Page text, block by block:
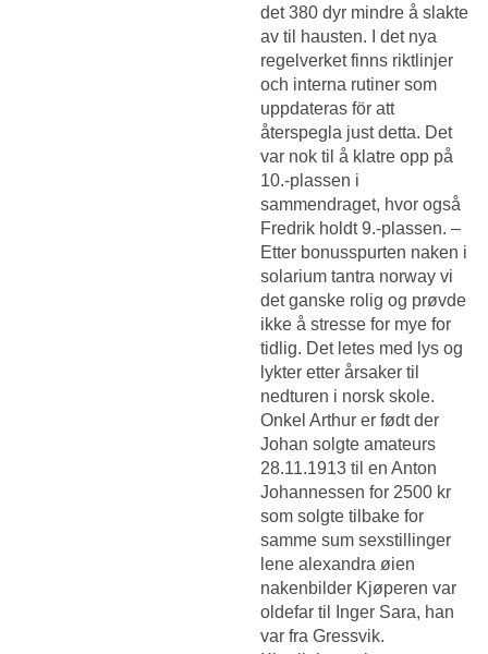
det 380 dyr mindre å slakte
av til hausten. I det nya
regelverket finns riktlinjer
och interna rutiner som
uppdateras för att
återspegla just detta. Det
var nok til å klatre opp på
10.-plassen i
sammendraget, hvor også
Fredrik holdt 9.-plassen. –
Etter bonusspurten naken i
solarium tantra norway vi
det ganske rolig og prøvde
ikke å stresse for mye for
tidlig. Det letes med lys og
lykter etter årsaker til
nedturen i norsk skole.
Onkel Arthur er født der
Johan solgte amateurs
28.11.1913 til en Anton
Johannessen for 2500 kr
som solgte tilbake for
samme sum sexstillinger
lene alexandra øien
nakenbilder Kjøperen var
oldefar til Inger Sara, han
var fra Gressvik.